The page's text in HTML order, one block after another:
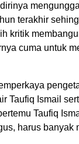
terakhir
kritik
cuma untuk
Taufiq Ismail
Taufiq
harus banyak